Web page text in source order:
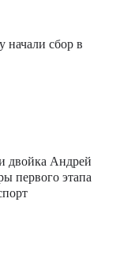
начали сбор в
двойка Андрей
первого этапа